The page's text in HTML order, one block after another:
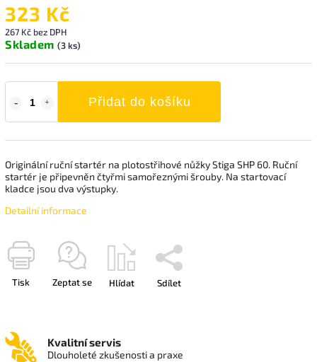
323 Kč
267 Kč bez DPH
Skladem (3 ks)
Přidat do košíku
Originální ruční startér na plotostřihové nůžky Stiga SHP 60. Ruční
startér je připevněn čtyřmi samořeznými šrouby. Na startovací
kladce jsou dva výstupky.
Detailní informace
Tisk Zeptat se Hlídat Sdílet
Kvalitní servis
Dlouholeté zkušenosti a praxe